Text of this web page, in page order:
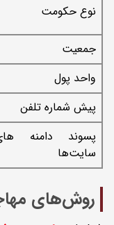
نوع حکومت
جمعیت
واحد پول
پیش شماره تلفن
پسوند دامنه
سایت‌ها
روش‌‌های